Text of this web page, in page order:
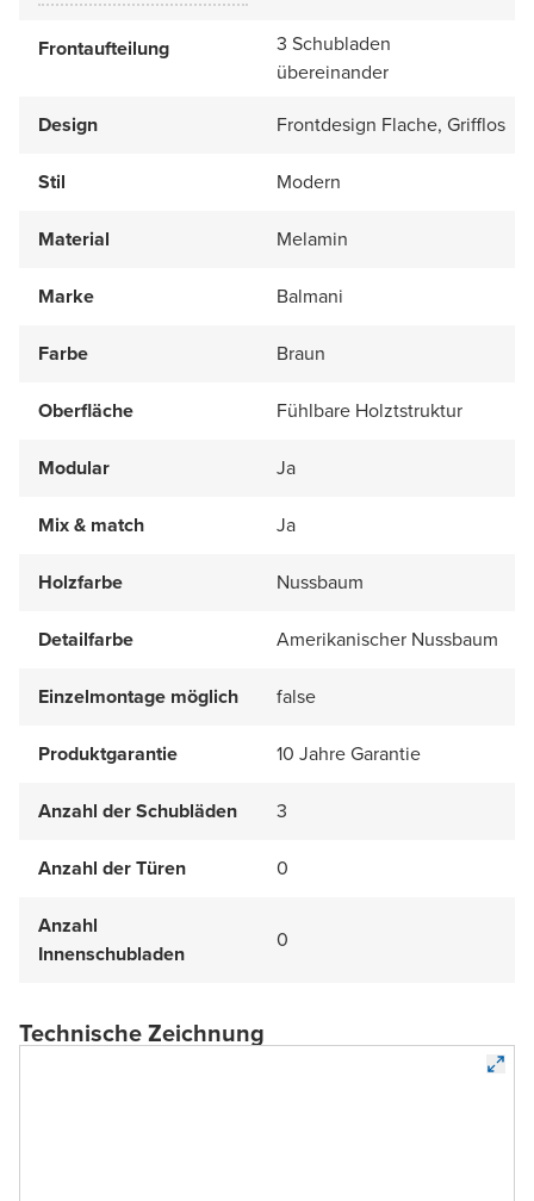
Frontaufteilung
3 Schubladen
übereinander
Design
Frontdesign Flache, Grifflos
Stil Modern
Material Melamin
Marke Balmani
Farbe Braun
Oberfläche Fühlbare Holztstruktur
Modular Ja
Mix & match Ja
Holzfarbe Nussbaum
Detailfarbe Amerikanischer Nussbaum
Einzelmontage möglich false
Produktgarantie 10 Jahre Garantie
Anzahl der Schubläden 3
Anzahl der Türen 0
Anzahl
Innenschubladen
0
Technische Zeichnung